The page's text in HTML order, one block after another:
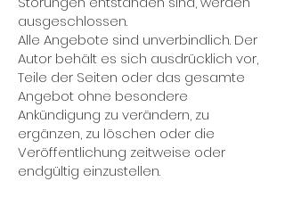
ausgeschlossen.
Alle Angebote sind unverbindlich. Der
Autor behält es sich ausdrücklich vor,
Teile der Seiten oder das gesamte
Angebot ohne besondere
Ankündigung zu verändern, zu
ergänzen, zu löschen oder die
Veröffentlichung zeitweise oder
endgültig einzustellen.